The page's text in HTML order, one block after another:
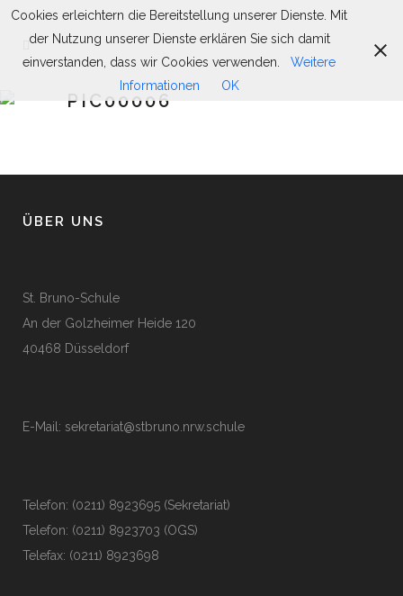
PIC00006
ÜBER UNS
St. Bruno-Schule
An der Golzheimer Heide 120
40468 Düsseldorf
E-Mail: sekretariat@stbruno.nrw.schule
Telefon: (0211) 8923695 (Sekretariat)
Telefon: (0211) 8923703 (OGS)
Telefax: (0211) 8923698
Cookies erleichtern die Bereitstellung unserer Dienste. Mit
der Nutzung unserer Dienste erklären Sie sich damit
einverstanden, dass wir Cookies verwenden.
Weitere
Informationen
OK